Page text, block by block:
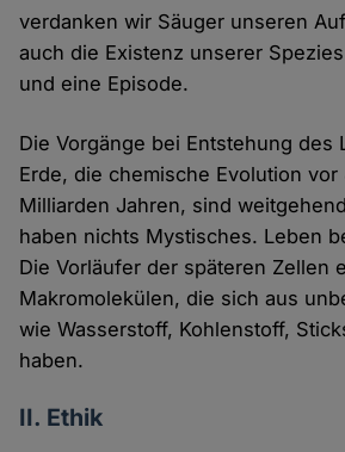
verdanken wir Säuger unseren
auch die Existenz unserer
und eine Episode.
Die Vorgänge bei Entstehung des
Erde, die chemische Evolution vor
Milliarden Jahren, sind
haben nichts Mystisches. Leben
Die Vorläufer der späteren Zellen
Makromolekülen, die sich aus
wie Wasserstoff, Kohlenstoff,
haben.
II. Ethik